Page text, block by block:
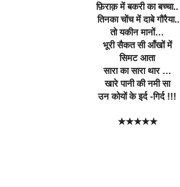
फ़िराक़ में बकरी का बच्चा..
तिनका चोंच में दाबे गौरैया..
तो यकीन मानों…
भूरी सैकत सी आँखों में
सिमट आता
सारा का सारा थार …
खारे पानी की नमी सा
उन कोयों के इर्द -गिर्द !!!
★★★★★